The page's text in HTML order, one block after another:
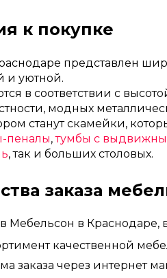
к покупке
представлен
и уютной.
в соответствии с
модных
станут скамейки,
пеналы,тумбы с
, так и больших столовых.
заказа
Мебельсон в
качественной
заказа через интернет